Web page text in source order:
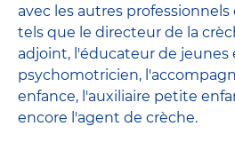
avec les autres
tels que le directeur de la
adjoint, l'éducateur de jeunes
psychomotricien,
enfance, l'auxiliaire petite
encore l'agent de crèche.